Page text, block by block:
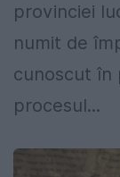
provinciei
numit de
cunoscut în
procesul...